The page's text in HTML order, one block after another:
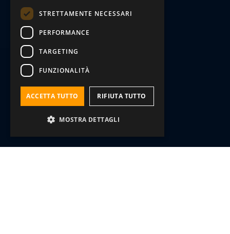
STRETTAMENTE NECESSARI
PERFORMANCE
TARGETING
FUNZIONALITÀ
ACCETTA TUTTO RIFIUTA TUTTO
MOSTRA DETTAGLI